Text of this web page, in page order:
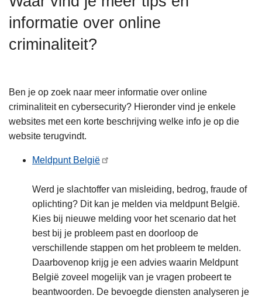
informatie over online
criminaliteit?
Ben je op zoek naar meer informatie over online
criminaliteit en cybersecurity? Hieronder vind je enkele
websites met een korte beschrijving welke info je op die
website terugvindt.
Meldpunt België
Werd je slachtoffer van misleiding, bedrog, fraude of
oplichting? Dit kan je melden via meldpunt België.
Kies bij nieuwe melding voor het scenario dat het
best bij je probleem past en doorloop de
verschillende stappen om het probleem te melden.
Daarbovenop krijg je een advies waarin Meldpunt
België zoveel mogelijk van je vragen probeert te
beantwoorden. De bevoegde diensten analyseren je